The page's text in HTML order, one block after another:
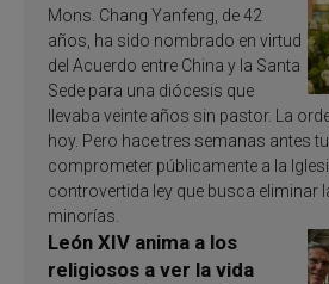
Mons. Chang Yanfeng, de 42
años, ha sido nombrado en virtud
del Acuerdo entre China y la Santa
Sede para una diócesis que
llevaba veinte años sin pastor. La
hoy. Pero hace tres semanas antes
comprometer públicamente a la
controvertida ley que busca eliminar
minorías.
León XIV anima a los
religiosos a ver la vida